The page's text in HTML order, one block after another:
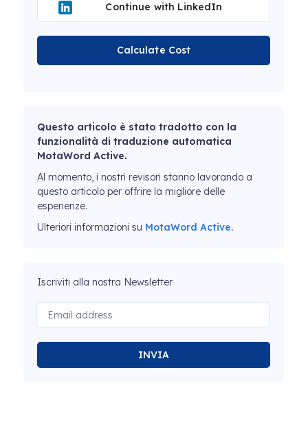
Continue with LinkedIn
Calculate Cost
Questo articolo è stato tradotto con la
funzionalità di traduzione automatica
MotaWord Active.
Al momento, i nostri revisori stanno lavorando a
questo articolo per offrire la migliore delle
esperienze.
Ulteriori informazioni su MotaWord Active.
Iscriviti alla nostra Newsletter
INVIA